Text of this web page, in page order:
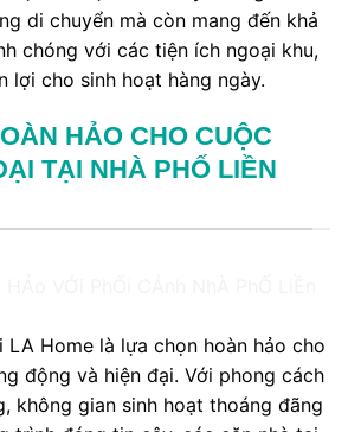
di chuyển mà còn mang đến khả
chóng với các tiện ích ngoại khu,
lợi cho sinh hoạt hàng ngày.
HẢO CHO CUỘC
TẠI NHÀ PHỐ LIỀN
LA Home là lựa chọn hoàn hảo cho
động và hiện đại. Với phong cách
không gian sinh hoạt thoáng đãng